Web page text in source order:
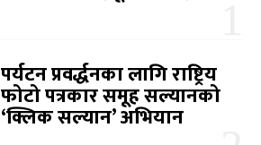
पर्यटन प्रवर्द्धनका लागि राष्ट्रिय
फोटो पत्रकार समूह सल्यानको
‘क्लिक सल्यान’ अभियान